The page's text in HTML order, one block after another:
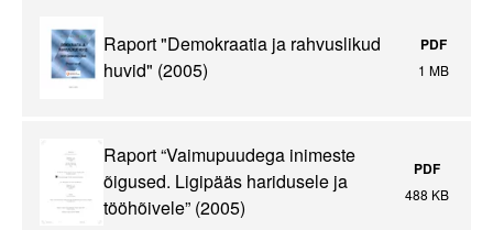
Raport "Demokraatia ja rahvuslikud
huvid" (2005)
PDF
1 MB
Raport “Vaimupuudega inimeste
õigused. Ligipääs haridusele ja
tööhõivele” (2005)
PDF
488 KB